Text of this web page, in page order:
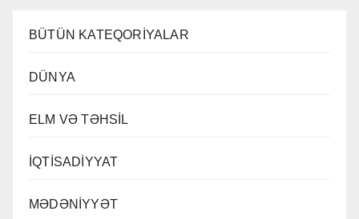
BÜTÜN KATEQORİYALAR
DÜNYA
ELM VƏ TƏHSİL
İQTİSADİYYAT
MƏDƏNİYYƏT